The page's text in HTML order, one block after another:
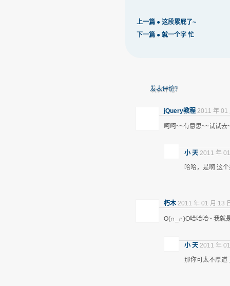
上一篇 ● 这段累屁了~
下一篇 ● 就一个字 忙
发表评论？
jQuery教程 2011 年 01
呵呵~~有意思~~试试去
小 天 2011 年
哈哈，是啊 这
朽木 2011 年 01 月 13
O(∩_∩)O哈哈哈~ 我就
小 天 2011 年
那你可太不厚道